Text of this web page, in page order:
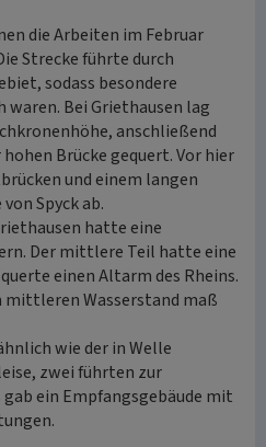
die Arbeiten im Februar
Strecke führte durch
sodass besondere
Bei Griethausen lag
anschließend
Brücke gequert. Vor hier
und einem langen
Spyck ab.
hatte eine
Der mittlere Teil hatte eine
einen Altarm des Rheins.
mittleren Wasserstand maß
wie der in Welle
zwei führten zur
ein Empfangsgebäude mit